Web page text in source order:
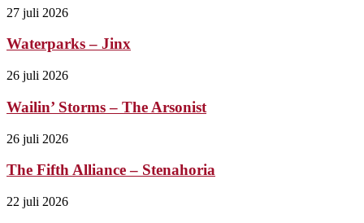
27 juli 2026
Waterparks – Jinx
26 juli 2026
Wailin’ Storms – The Arsonist
26 juli 2026
The Fifth Alliance – Stenahoria
22 juli 2026